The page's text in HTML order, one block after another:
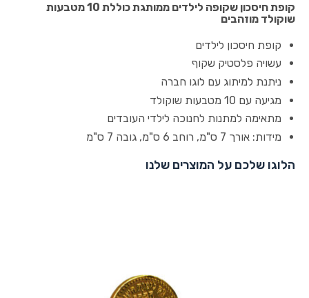
קופת חיסכון שקופה לילדים ממותגת כוללת 10 מטבעות
שוקולד מוזהבים
קופת חיסכון לילדים
עשויה פלסטיק שקוף
ניתנת למיתוג עם לוגו חברה
מגיעה עם 10 מטבעות שוקולד
מתאימה למתנות לחנוכה לילדי העובדים
מידות: אורך 7 ס"מ, רוחב 6 ס"מ, גובה 7 ס"מ
הלוגו שלכם על המוצרים שלנו